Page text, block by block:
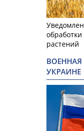
растений
УКРАИНЕ